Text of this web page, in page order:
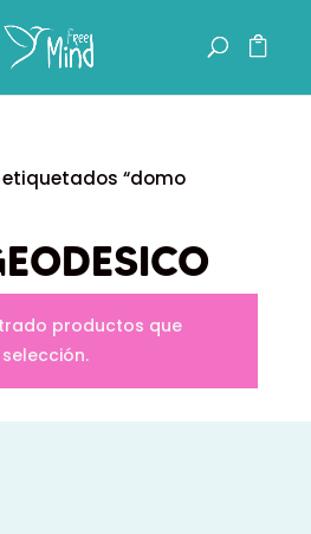
“domo
productos que